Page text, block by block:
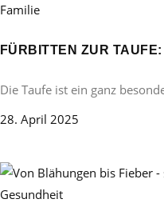
Familie
FÜRBITTEN ZUR
Die Taufe ist ein ganz
28. April 2025
Gesundheit